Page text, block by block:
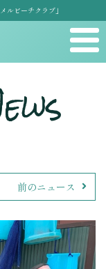
ルビーチクラブ」
前のニュース